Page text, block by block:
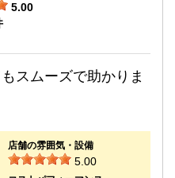
5.00
スムーズで助かりま
店舗の雰囲気・設備
5.00